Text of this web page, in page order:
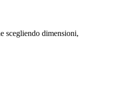
scegliendo dimensioni,